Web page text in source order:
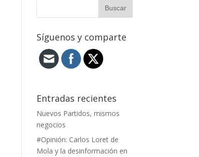
Síguenos y comparte
Entradas recientes
Nuevos Partidos, mismos
negocios
#Opinión: Carlos Loret de
Mola y la desinformación en